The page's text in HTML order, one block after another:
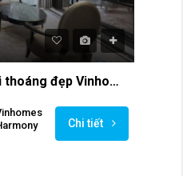
Cho thuê biệt thự hiện đại thoáng đẹp Vinhomes Riverside
Chi tiết